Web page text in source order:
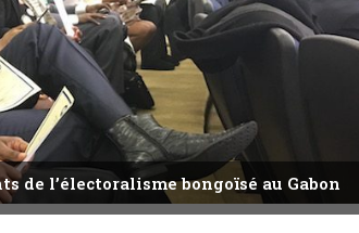
de l’électoralisme bongoïsé au Gabon